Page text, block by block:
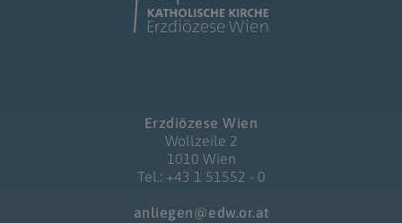
Erzdiözese Wien
Wollzeile 2
1010 Wien
Tel.: +43 1 51552 - 0
anliegen@edw.or.at